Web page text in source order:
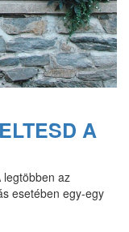
A
legtöbben az
esetében egy-egy